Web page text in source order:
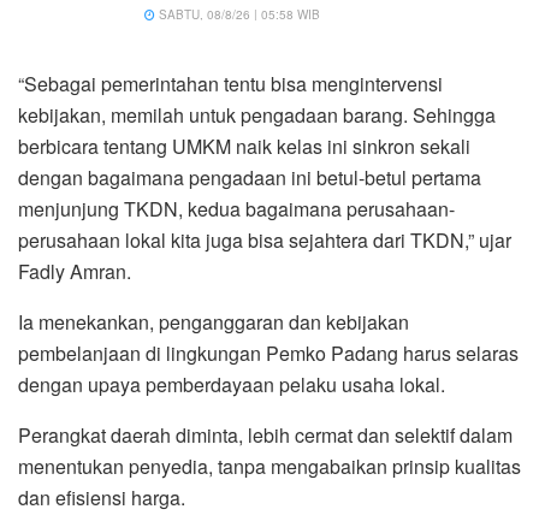
SABTU, 08/8/26 | 05:58 WIB
“Sebagai pemerintahan tentu bisa mengintervensi
kebijakan, memilah untuk pengadaan barang. Sehingga
berbicara tentang UMKM naik kelas ini sinkron sekali
dengan bagaimana pengadaan ini betul-betul pertama
menjunjung TKDN, kedua bagaimana perusahaan-
perusahaan lokal kita juga bisa sejahtera dari TKDN,” ujar
Fadly Amran.
Ia menekankan, penganggaran dan kebijakan
pembelanjaan di lingkungan Pemko Padang harus selaras
dengan upaya pemberdayaan pelaku usaha lokal.
Perangkat daerah diminta, lebih cermat dan selektif dalam
menentukan penyedia, tanpa mengabaikan prinsip kualitas
dan efisiensi harga.